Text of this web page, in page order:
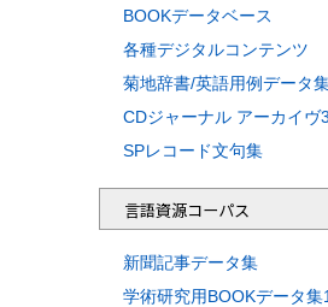
BOOKデータベース
各種デジタルコンテンツ
菊地辞書/英語用例データ
CDジャーナル アーカイヴ
SPレコード文句集
言語資源コーパス
新聞記事データ集
学術研究用BOOKデータ集